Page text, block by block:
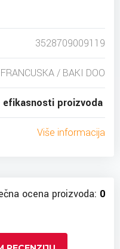
3528709009119
FRANCUSKA / BAKI DOO
proizvoda
Više informacija
ocena proizvoda: 0